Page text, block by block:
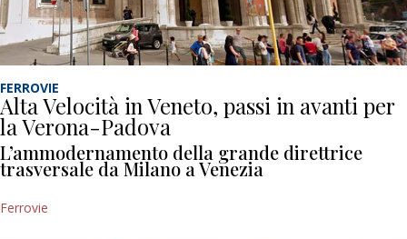
FERROVIE
Alta Velocità in Veneto, passi in avanti per
la Verona-Padova
L’ammodernamento della grande direttrice
trasversale da Milano a Venezia
Ferrovie